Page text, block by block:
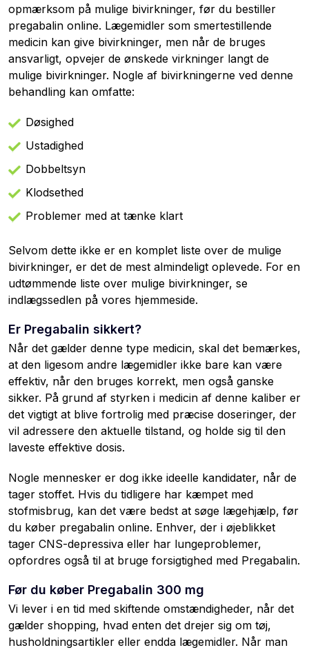
opmærksom på mulige bivirkninger, før du bestiller
pregabalin online. Lægemidler som smertestillende
medicin kan give bivirkninger, men når de bruges
ansvarligt, opvejer de ønskede virkninger langt de
mulige bivirkninger. Nogle af bivirkningerne ved denne
behandling kan omfatte:
Døsighed
Ustadighed
Dobbeltsyn
Klodsethed
Problemer med at tænke klart
Selvom dette ikke er en komplet liste over de mulige
bivirkninger, er det de mest almindeligt oplevede. For en
udtømmende liste over mulige bivirkninger, se
indlægssedlen på vores hjemmeside.
Er Pregabalin sikkert?
Når det gælder denne type medicin, skal det bemærkes,
at den ligesom andre lægemidler ikke bare kan være
effektiv, når den bruges korrekt, men også ganske
sikker. På grund af styrken i medicin af denne kaliber er
det vigtigt at blive fortrolig med præcise doseringer, der
vil adressere den aktuelle tilstand, og holde sig til den
laveste effektive dosis.
Nogle mennesker er dog ikke ideelle kandidater, når de
tager stoffet. Hvis du tidligere har kæmpet med
stofmisbrug, kan det være bedst at søge lægehjælp, før
du køber pregabalin online. Enhver, der i øjeblikket
tager CNS-depressiva eller har lungeproblemer,
opfordres også til at bruge forsigtighed med Pregabalin.
Før du køber Pregabalin 300 mg
Vi lever i en tid med skiftende omstændigheder, når det
gælder shopping, hvad enten det drejer sig om tøj,
husholdningsartikler eller endda lægemidler. Når man